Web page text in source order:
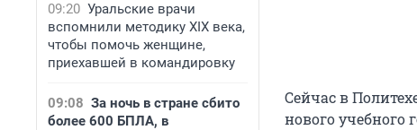
09:20 Уральские врачи
вспомнили методику XIX века,
чтобы помочь женщине,
приехавшей в командировку
09:08 За ночь в стране сбито
более 600 БПЛА, в
Сейчас в
нового учебного